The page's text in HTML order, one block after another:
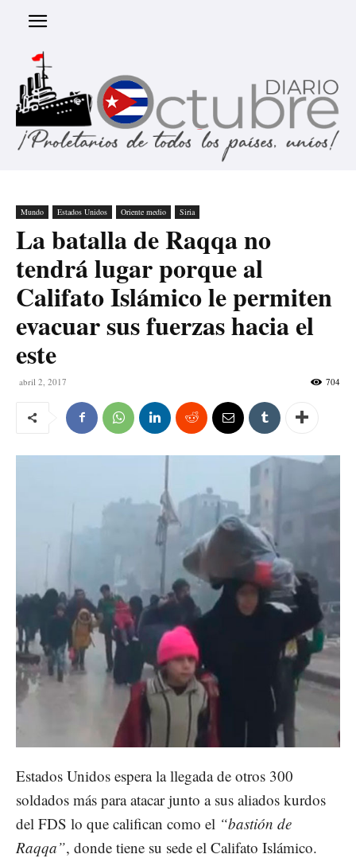
Mundo Estados Unidos Oriente medio Siria
La batalla de Raqqa no
tendrá lugar porque al
Califato Islámico le permiten
evacuar sus fuerzas hacia el
este
abril 2, 2017 704
Estados Unidos espera la llegada de otros 300
soldados más para atacar junto a sus aliados kurdos
del FDS lo que califican como el “bastión de
Raqqa”, donde tiene su sede el Califato Islámico.